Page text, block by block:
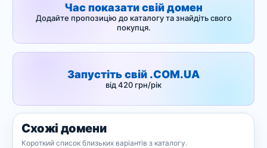
Час показати свій домен
Додайте пропозицію до каталогу та знайдіть свого
покупця.
Запустіть свій .COM.UA
від 420 грн/рік
Схожі домени
Короткий список близьких варіантів з каталогу.